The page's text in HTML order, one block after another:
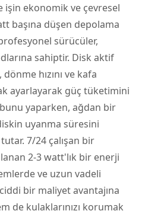
ekonomik ve çevresel
başına düşen depolama
sürücüler,
sahiptir. Disk aktif
hızını ve kafa
ayarlayarak güç tüketimini
yaparken, ağdan bir
uyanma süresini
7/24 çalışan bir
2-3 watt'lık bir enerji
ve uzun vadeli
bir maliyet avantajına
de kulaklarınızı korumak